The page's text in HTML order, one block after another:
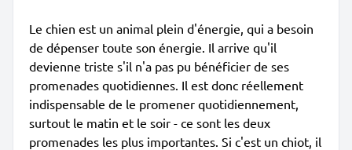
Le chien est un animal plein d'énergie, qui a besoin
de dépenser toute son énergie. Il arrive qu'il
devienne triste s'il n'a pas pu bénéficier de ses
promenades quotidiennes. Il est donc réellement
indispensable de le promener quotidiennement,
surtout le matin et le soir - ce sont les deux
promenades les plus importantes. Si c'est un chiot, il